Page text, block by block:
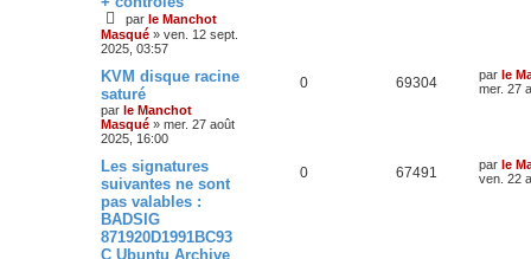
par le Manchot
Masqué » ven. 12 sept.
2025, 03:57
KVM disque racine
saturé
par le Manchot
Masqué » mer. 27 août
2025, 16:00
0 69304 par le
mer. 27
Les signatures
suivantes ne sont
pas valables :
BADSIG
871920D1991BC93
C Ubuntu Archive
0 67491 par le
ven. 22